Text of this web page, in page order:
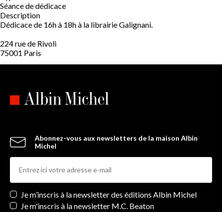
Séance de dédicace
Description
Dédicace de 16h à 18h à la librairie Galignani.
224 rue de Rivoli
75001 Paris
Abonnez-vous aux newsletters de la maison Albin
Michel
Newsletters
Je m’inscris à la newsletter des éditions Albin Michel
Je m'inscris à la newsletter M.C. Beaton